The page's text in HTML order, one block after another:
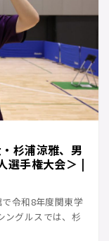
杉浦涼雅、男
選手権大会＞ |
令和8年度関東学
ングルスでは、杉